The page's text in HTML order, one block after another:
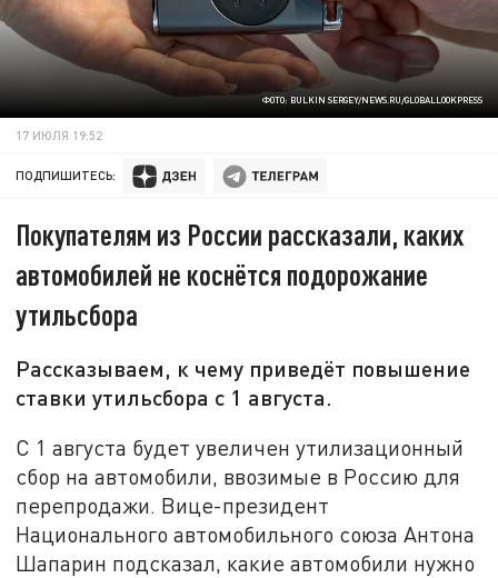
ФОТО: BULKIN SERGEY/NEWS.RU/GLOBALLOOKPRESS
17 ИЮЛЯ 19:52
ПОДПИШИТЕСЬ:
Покупателям из России рассказали, каких
автомобилей не коснётся подорожание
утильсбора
Рассказываем, к чему приведёт повышение
ставки утильсбора с 1 августа.
С 1 августа будет увеличен утилизационный
сбор на автомобили, ввозимые в Россию для
перепродажи. Вице-президент
Национального автомобильного союза Антона
Шапарин подсказал, какие автомобили нужно